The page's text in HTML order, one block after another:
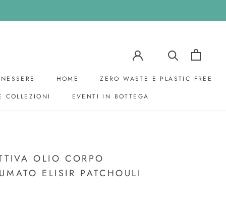
HOME
ZERO WASTE E PLASTIC FREE
COLLEZIONI
EVENTI IN BOTTEGA
OLIO CORPO
ELISIR PATCHOULI